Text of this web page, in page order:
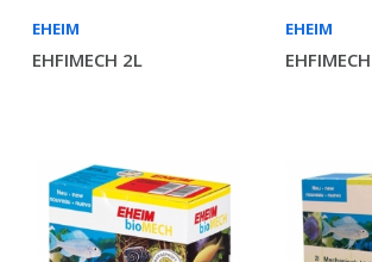
EHEIM
EHFIMECH 2L
EHEIM